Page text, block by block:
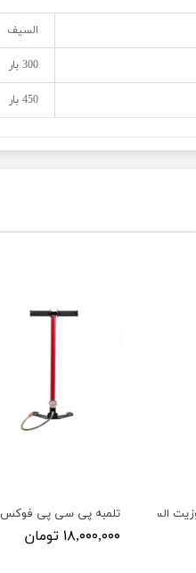
السیف
300 بار
450 بار
تلمبه پی سی پی فوکس
۱۸,۰۰۰,۰۰۰ تومان